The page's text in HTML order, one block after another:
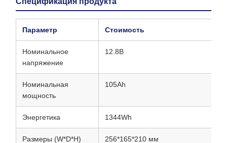
Параметр Стоимость
Номинальное
напряжение
12.8В
Номинальная
мощность
105Ah
Энергетика 1344Wh
Размеры (W*D*H) 256*165*210 мм